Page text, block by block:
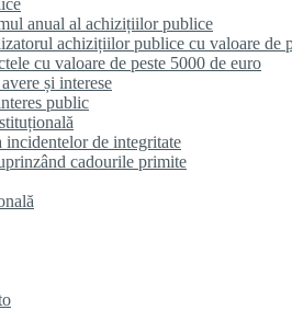
anual al achizițiilor publice
achizițiilor publice cu valoare de
cu valoare de peste 5000 de euro
și interese
public
incidentelor de integritate
cadourile primite